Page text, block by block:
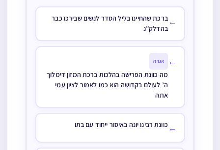
←ברכת שהחיינו בליל הסדר לנשים שבירכו כבר
בהדלק”נ
← אגדה
מה כוונת הפרישה בהלכות ברכת המזון דימלוך
ה’ לעולם בקדושה הוא כמו לאמור לציון עמי
אתה
← כוונת רבינו יונה באיסור ייחוד עם בתו